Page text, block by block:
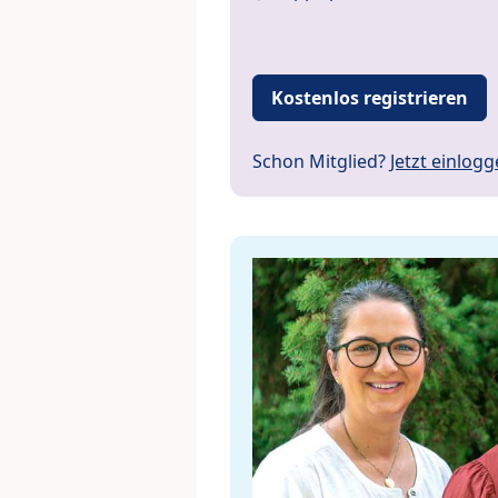
Kostenlos registrieren
Schon Mitglied? Jetzt